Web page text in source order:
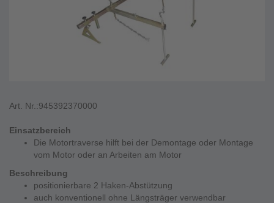
Art. Nr.:945392370000
Einsatzbereich
Die Motortraverse hilft bei der Demontage oder Montage
vom Motor oder an Arbeiten am Motor
Beschreibung
positionierbare 2 Haken-Abstützung
auch konventionell ohne Längsträger verwendbar